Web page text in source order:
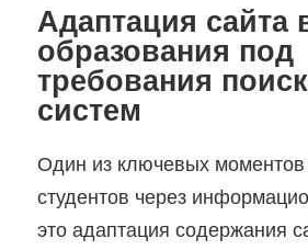
Адаптация сайта
образования под
требования
систем
Один из ключевых моментов
студентов через
это адаптация содержания